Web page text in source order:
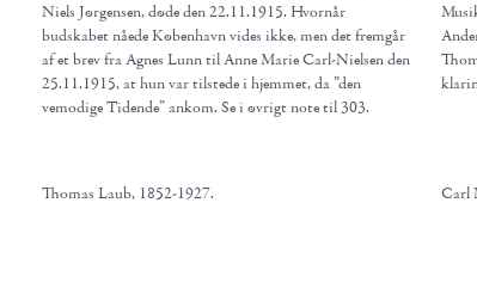
Niels Jørgensen, døde den 22.11.1915. Hvornår
budskabet nåede København vides ikke, men det fremgår
af et brev fra Agnes Lunn til Anne Marie Carl-Nielsen den
25.11.1915, at hun var tilstede i hjemmet, da ”den
vemodige Tidende” ankom. Se i øvrigt note til 303.
Thomas Laub, 1852-1927. Carl